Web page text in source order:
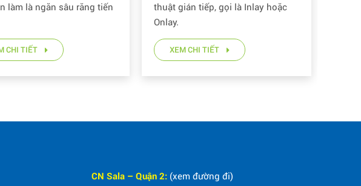
làm là ngăn sâu răng tiến
CHI TIẾT
thuật gián tiếp, gọi là Inlay hoặc
Onlay.
XEM CHI TIẾT
CN Sala – Quận 2: (xem đường đi)